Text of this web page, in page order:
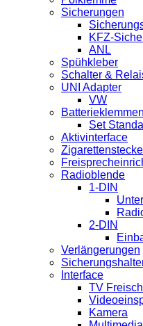
Sicherungen
KFZ-
ANL
Spühkleber
Schalter &
UNI Adapter
VW
Batterieklemmen
Set
Aktivinterface
Radioblende
1-DIN
2-DIN
Verlängerungen
Interface
TV
Kamera